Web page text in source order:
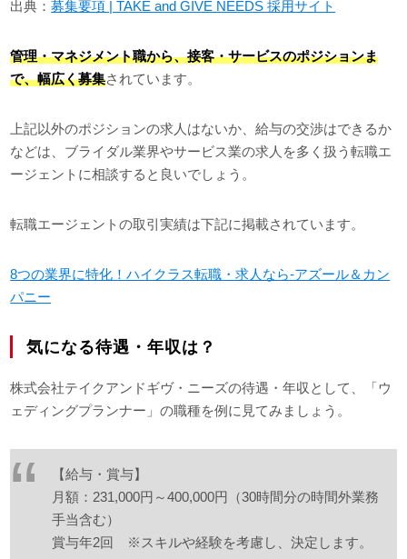
出典：募集要項 | TAKE and GIVE NEEDS 採用サイト
管理・マネジメント職から、接客・サービスのポジションま
で、幅広く募集されています。
上記以外のポジションの求人はないか、給与の交渉はできるか
などは、ブライダル業界やサービス業の求人を多く扱う転職エ
ージェントに相談すると良いでしょう。
転職エージェントの取引実績は下記に掲載されています。
8つの業界に特化！ハイクラス転職・求人なら-アズール＆カン
パニー
気になる待遇・年収は？
株式会社テイクアンドギヴ・ニーズの待遇・年収として、「ウ
ェディングプランナー」の職種を例に見てみましょう。
【給与・賞与】
月額：231,000円～400,000円（30時間分の時間外業務
手当含む）
賞与年2回 ※スキルや経験を考慮し、決定します。